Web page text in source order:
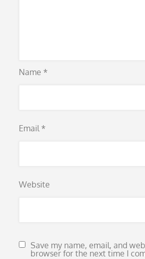
Name *
Email *
Website
Save my name, email, and
browser for the next time I